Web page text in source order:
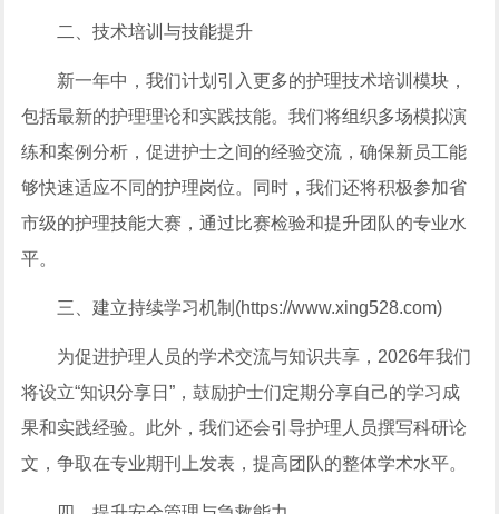
二、技术培训与技能提升
新一年中，我们计划引入更多的护理技术培训模块，
包括最新的护理理论和实践技能。我们将组织多场模拟演
练和案例分析，促进护士之间的经验交流，确保新员工能
够快速适应不同的护理岗位。同时，我们还将积极参加省
市级的护理技能大赛，通过比赛检验和提升团队的专业水
平。
三、建立持续学习机制(https://www.xing528.com)
为促进护理人员的学术交流与知识共享，2026年我们
将设立“知识分享日”，鼓励护士们定期分享自己的学习成
果和实践经验。此外，我们还会引导护理人员撰写科研论
文，争取在专业期刊上发表，提高团队的整体学术水平。